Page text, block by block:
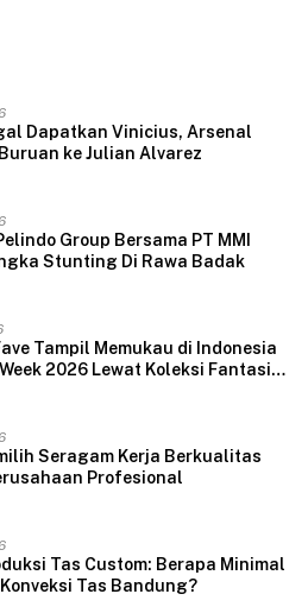
Dapatkan Vinicius, Arsenal
ke Julian Alvarez
Group Bersama PT MMI
Stunting Di Rawa Badak
Tampil Memukau di Indonesia
2026 Lewat Koleksi Fantasi
Seragam Kerja Berkualitas
Profesional
Tas Custom: Berapa Minimal
Tas Bandung?